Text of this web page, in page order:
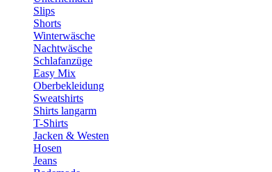
Slips
Shorts
Winterwäsche
Nachtwäsche
Schlafanzüge
Easy Mix
Oberbekleidung
Sweatshirts
Shirts langarm
T-Shirts
Jacken & Westen
Hosen
Jeans